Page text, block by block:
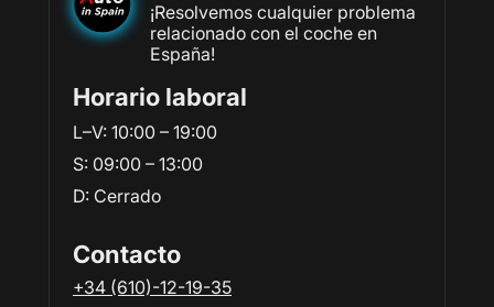
¡Resolvemos cualquier problema
relacionado con el coche en
España!
Contacto
+34 (610)-12-19-35
Horario laboral
L–V: 10:00 – 19:00
S: 09:00 – 13:00
D: Сerrado